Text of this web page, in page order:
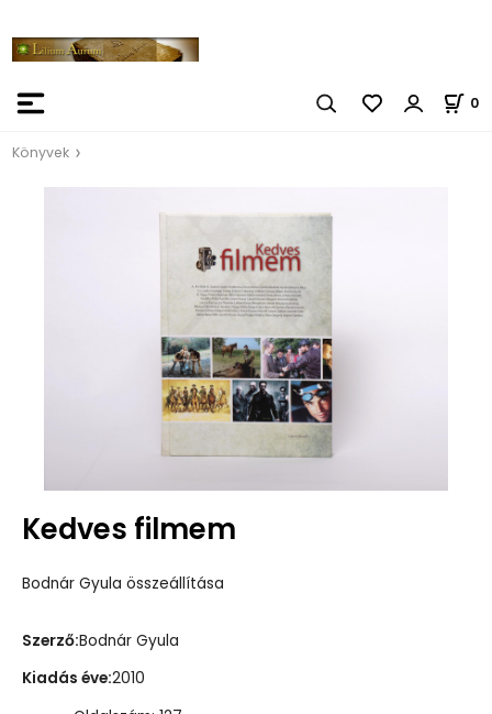
0
Könyvek
Kedves filmem
Bodnár Gyula összeállítása
Szerző:Bodnár Gyula
Kiadás éve:2010